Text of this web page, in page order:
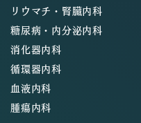
リウマチ・腎臓内科
糖尿病・内分泌内科
消化器内科
循環器内科
血液内科
腫瘍内科